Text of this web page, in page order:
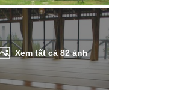
Xem tất cả82ảnh